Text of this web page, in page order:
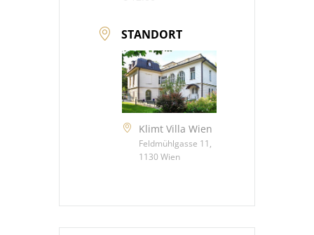
STANDORT
Klimt Villa Wien
Feldmühlgasse 11,
1130 Wien